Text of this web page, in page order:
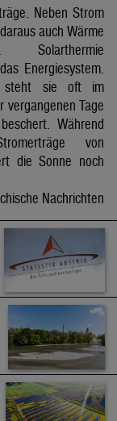
Neben Strom
auch Wärme
Solarthermie
Energiesystem.
steht sie oft im
vergangenen Tage
Während
von
die Sonne noch
Nachrichten